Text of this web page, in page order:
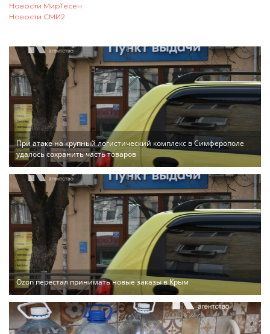
Новости МирТесен
Новости СМИ2
При атаке на крупный логистический комплекс в Симферополе
удалось сохранить часть товаров
Ozon перестал принимать новые заказы в Крым